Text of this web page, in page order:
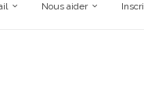
Nous aider